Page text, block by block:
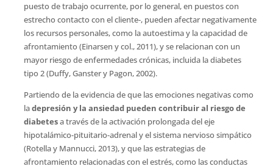
puesto de trabajo ocurrente, por lo general, en puestos con
estrecho contacto con el cliente-, pueden afectar negativamente
los recursos personales, como la autoestima y la capacidad de
afrontamiento (Einarsen y col., 2011), y se relacionan con un
mayor riesgo de enfermedades crónicas, incluida la diabetes
tipo 2 (Duffy, Ganster y Pagon, 2002).
Partiendo de la evidencia de que las emociones negativas como
ladepresión y la ansiedad pueden contribuir al riesgo de
diabetesa través de la activación prolongada del eje
hipotalámico-pituitario-adrenal y el sistema nervioso simpático
(Rotella y Mannucci, 2013), y que las estrategias de
afrontamiento relacionadas con el estrés, como las conductas